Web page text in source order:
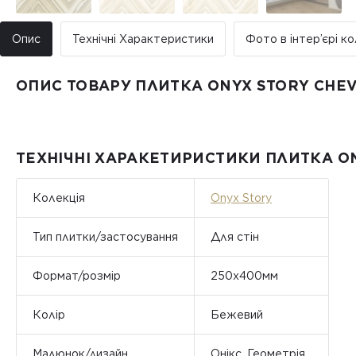
Опис Технічні Характеристики Фото в інтер’єрі
ОПИС ТОВАРУ ПЛИТКА ONYX STORY
ТЕХНІЧНІ ХАРАКЕТИРИСТИКИ ПЛИТКА
Колекція Onyx Story
Тип плитки/застосування Для стін
Формат/розмір 250x400мм
Колір Бежевий